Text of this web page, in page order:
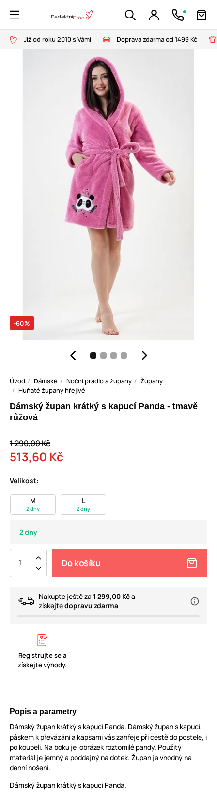
Již od roku 2010 s Vámi Doprava zdarma od 1499 Kč
-60%
Úvod Dámské Noční prádlo a župany
Župany
Huňaté župany hřejivé
Dámský župan krátký s kapucí Panda - tmavě
růžová
1 290,00 Kč
513,60 Kč
Velikost:
M
2 dny
L
2 dny
2 dny
Do košíku
Nakupte ještě za 1 299,00 Kča
získejtedopravu zdarma
Registrujte se a
získejte výhody.
Popis a parametry
Dámský župan krátký s kapucí Panda. Dámský župan s kapucí,
páskem k převázání a kapsami vás zahřeje při cestě do postele, i
po koupeli. Na boku je obrázek roztomilé pandy. Použitý
materiál je jemný a poddajný na dotek. Župan je vhodný na
denní nošení.
Dámský župan krátký s kapucí Panda.